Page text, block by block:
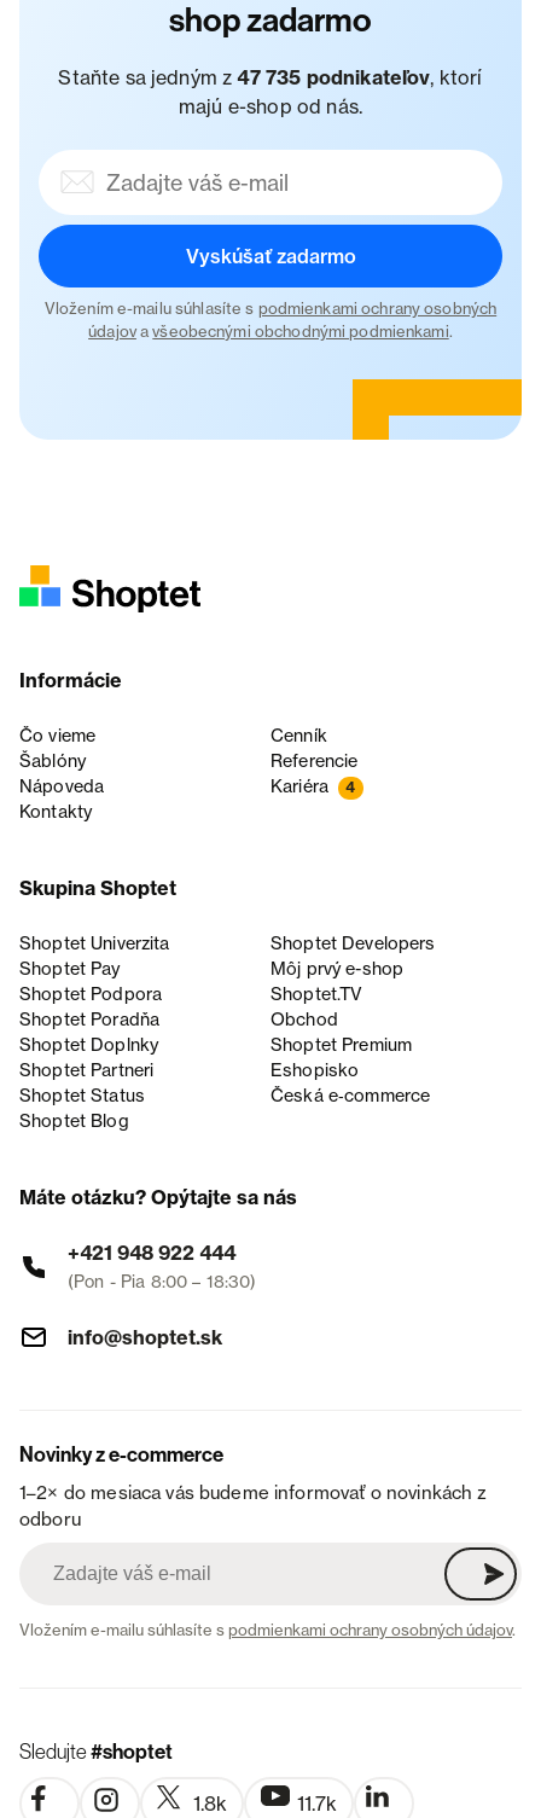
shop zadarmo
Staňte sa jedným z47 735 podnikateľov, ktorí
majú e-shop od nás.
Vyskúšať zadarmo
Vložením e-mailu súhlasíte s podmienkami ochrany osobných
údajovavšeobecnými obchodnými podmienkami.
Informácie
Čo vieme
Cenník
Šablóny
Referencie
Nápoveda
Kariéra 4
Kontakty
Skupina Shoptet
Shoptet Univerzita
Shoptet Developers
Shoptet Pay
Môj prvý e-shop
Shoptet Podpora
Shoptet.TV
Shoptet Poradňa
Obchod
Shoptet Doplnky
Shoptet Premium
Shoptet Partneri
Eshopisko
Shoptet Status
Česká e‑commerce
Shoptet Blog
Máte otázku? Opýtajte sa nás
+421 948 922 444
(Pon - Pia 8:00 – 18:30)
info@shoptet.sk
Novinky z e-commerce
1–2× do mesiaca vás budeme informovať o novinkách z
odboru
Vložením e-mailu súhlasíte spodmienkami ochrany osobných údajov.
Sledujte#shoptet
1.8k 11.7k